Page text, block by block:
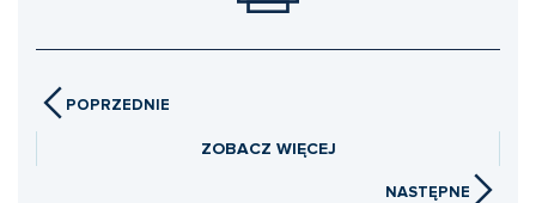
POPRZEDNIE
ZOBACZ WIĘCEJ
NASTĘPNE